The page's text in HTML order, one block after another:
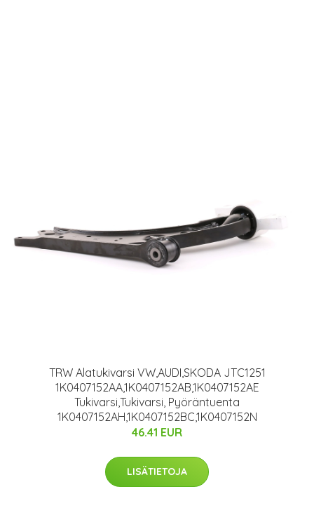
TRW Alatukivarsi VW,AUDI,SKODA JTC1251
1K0407152AA,1K0407152AB,1K0407152AE
Tukivarsi,Tukivarsi, Pyöräntuenta
1K0407152AH,1K0407152BC,1K0407152N
46.41 EUR
LISÄTIETOJA